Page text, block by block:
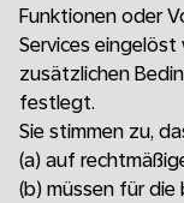
Funktionen oder
Services
zusätzlichen
festlegt.
Sie stimmen zu,
(a) auf
(b) müssen für